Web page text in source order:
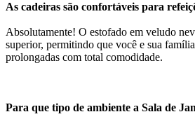
As cadeiras são confortáveis para
Absolutamente! O estofado em veludo
superior, permitindo que você e sua
prolongadas com total comodidade.
Para que tipo de ambiente a Sala de